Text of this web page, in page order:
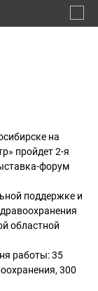
на
пройдет 2-я
форум
поддержке и
областной
работы: 35
300